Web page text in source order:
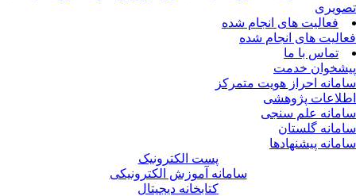
فعالیت های انجام شده
های انجام شده
تماس با ما
خدمت
احراز هویت متمرکز
پژوهشی
علم سنجی
گلستان
پیشنهادها
پست الکترونیک
سامانه آموزش الکترونیکی
کتابخانه دیجیتال